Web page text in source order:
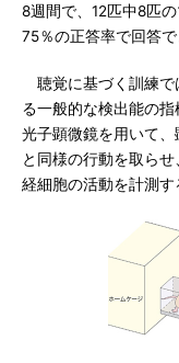
8週間で、12匹中8匹
75％の正答率で回答で
聴覚に基づく訓練で
る一般的な検出能の
光子顕微鏡を用いて
と同様の行動を取ら
経細胞の活動を計測す